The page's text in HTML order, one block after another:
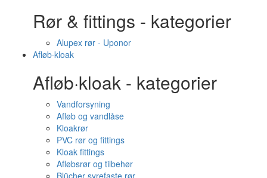
Rør & fittings - kategorier
Alupex rør - Uponor
Afløb·kloak
Afløb·kloak - kategorier
Vandforsyning
Afløb og vandlåse
Kloakrør
PVC rør og fittings
Kloak fittings
Afløbsrør og tilbehør